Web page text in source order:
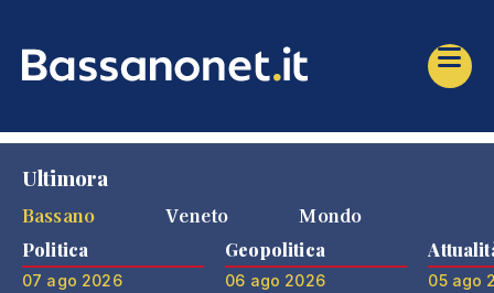
Ultimora
Bassano
Veneto Mondo
Politica
07 ago 2026
Geopolitica
06 ago 2026 05 ago